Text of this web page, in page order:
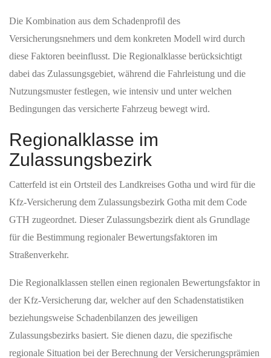
Die Kombination aus dem Schadenprofil des
Versicherungsnehmers und dem konkreten Modell wird durch
diese Faktoren beeinflusst. Die Regionalklasse berücksichtigt
dabei das Zulassungsgebiet, während die Fahrleistung und die
Nutzungsmuster festlegen, wie intensiv und unter welchen
Bedingungen das versicherte Fahrzeug bewegt wird.
Regionalklasse im
Zulassungsbezirk
Catterfeld ist ein Ortsteil des Landkreises Gotha und wird für die
Kfz-Versicherung dem Zulassungsbezirk Gotha mit dem Code
GTH zugeordnet. Dieser Zulassungsbezirk dient als Grundlage
für die Bestimmung regionaler Bewertungsfaktoren im
Straßenverkehr.
Die Regionalklassen stellen einen regionalen Bewertungsfaktor in
der Kfz-Versicherung dar, welcher auf den Schadenstatistiken
beziehungsweise Schadenbilanzen des jeweiligen
Zulassungsbezirks basiert. Sie dienen dazu, die spezifische
regionale Situation bei der Berechnung der Versicherungsprämien